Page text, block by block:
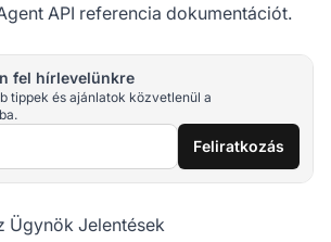
API referencia dokumentációt.
fel hírlevelünkre
tippek és ajánlatok közvetlenül a
Feliratkozás
Ügynök Jelentések